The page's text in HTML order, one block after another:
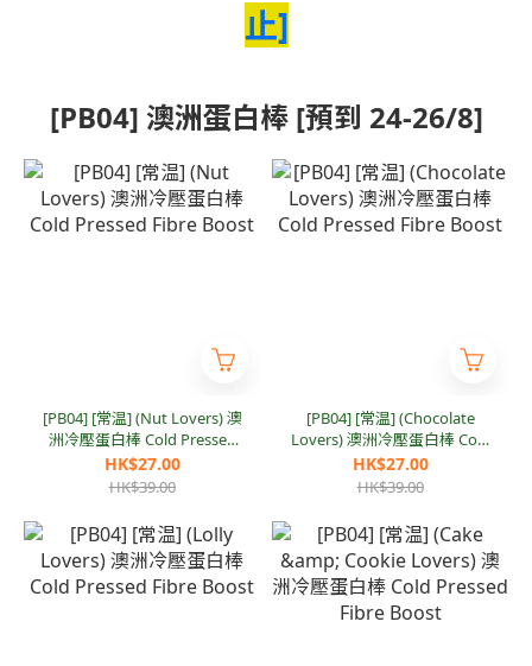
止]
[PB04] 澳洲蛋白棒 [預到 24-26/8]
[PB04] [常温] (Nut Lovers) 澳
洲冷壓蛋白棒 Cold Pressed
Fibre Boost
HK$27.00
HK$39.00
[PB04] [常温] (Chocolate
Lovers) 澳洲冷壓蛋白棒 Cold
Pressed Fibre Boost
HK$27.00
HK$39.00